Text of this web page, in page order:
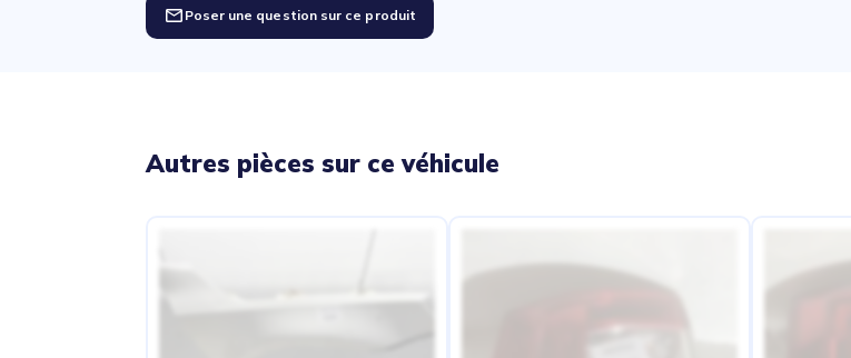
Poser une question sur ce produit
Autres pièces sur ce véhicule